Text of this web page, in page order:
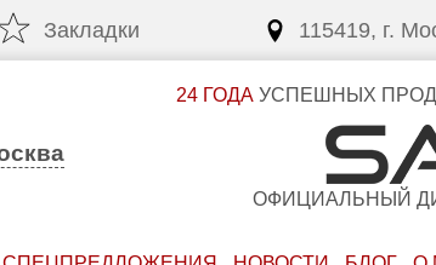
Закладки 115419, г.
24 ГОДАУСПЕШНЫХ
ОФИЦИАЛЬНЫЙ